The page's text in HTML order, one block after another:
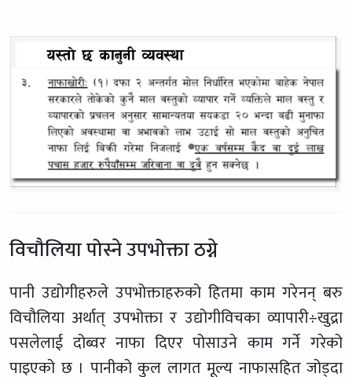
विचौलिया पोस्ने उपभोक्ता ठग्ने
पानी उद्योगीहरुले उपभोक्ताहरुको हितमा काम गरेनन् बरु
विचौलिया अर्थात् उपभोक्ता र उद्योगीविचका व्यापारी÷खुद्रा
पसलेलाई दोब्वर नाफा दिएर पोसाउने काम गर्ने गरेको
पाइएको छ । पानीको कुल लागत मूल्य नाफासहित जोड्दा